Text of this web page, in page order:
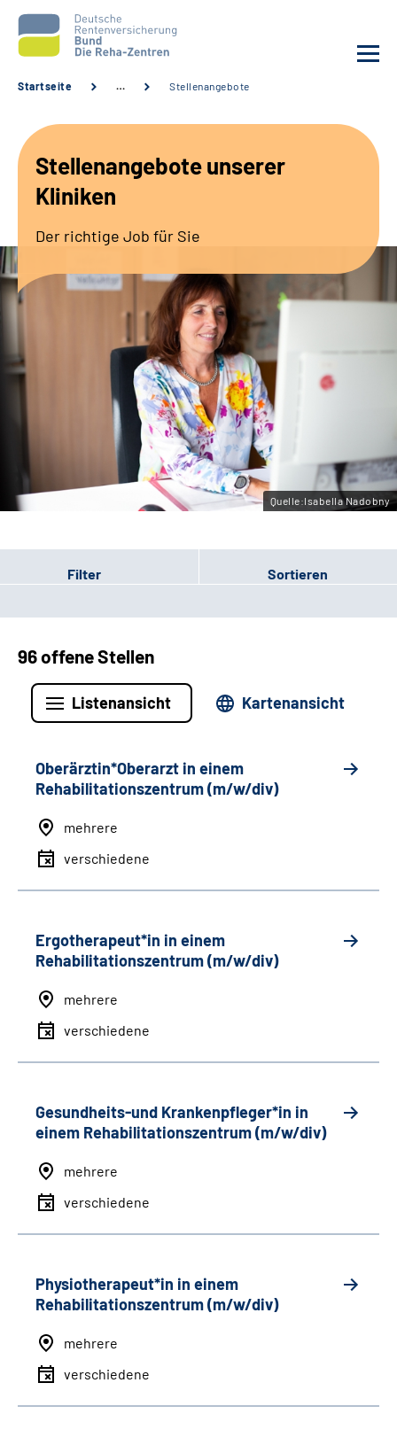
Unsere Kliniken
Sozialdienste & Zuweisende
Erweiterte Suche
Gebärdensprache
Leichte Sprache
Startseite … Stellenangebote
Stellenangebote unserer
Kliniken
Der richtige Job für Sie
Quelle:Isabella Nadobny
Filter Sortieren
96 offene Stellen
Listenansicht Kartenansicht
Oberärztin*Oberarzt in einem
Rehabilitationszentrum (m/w/div)
mehrere
verschiedene
Ergotherapeut*in in einem
Rehabilitationszentrum (m/w/div)
mehrere
verschiedene
Gesundheits-und Krankenpfleger*in in
einem Rehabilitationszentrum (m/w/div)
mehrere
verschiedene
Physiotherapeut*in in einem
Rehabilitationszentrum (m/w/div)
mehrere
verschiedene